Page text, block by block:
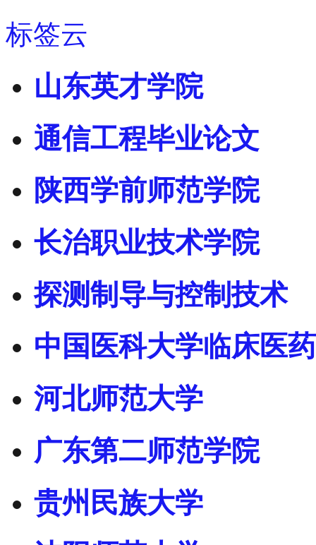
标签云
山东英才学院
通信工程毕业论文
陕西学前师范学院
长治职业技术学院
探测制导与控制技术
中国医科大学临床医
河北师范大学
广东第二师范学院
贵州民族大学